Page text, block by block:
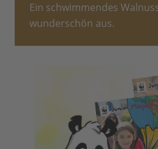
Ein schwimmendes
wunderschön aus.